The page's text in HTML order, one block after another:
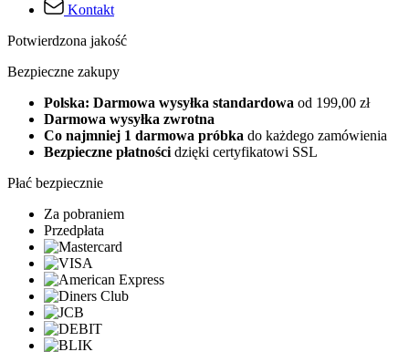
Kontakt
Potwierdzona jakość
Bezpieczne zakupy
Polska: Darmowa wysyłka standardowa od 199,00 zł
Darmowa wysyłka zwrotna
Co najmniej 1 darmowa próbka do każdego zamówienia
Bezpieczne płatności dzięki certyfikatowi SSL
Płać bezpiecznie
Za pobraniem
Przedpłata